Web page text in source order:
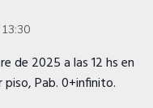
13:30
de 2025 a las 12 hs en
piso, Pab. 0+infinito.